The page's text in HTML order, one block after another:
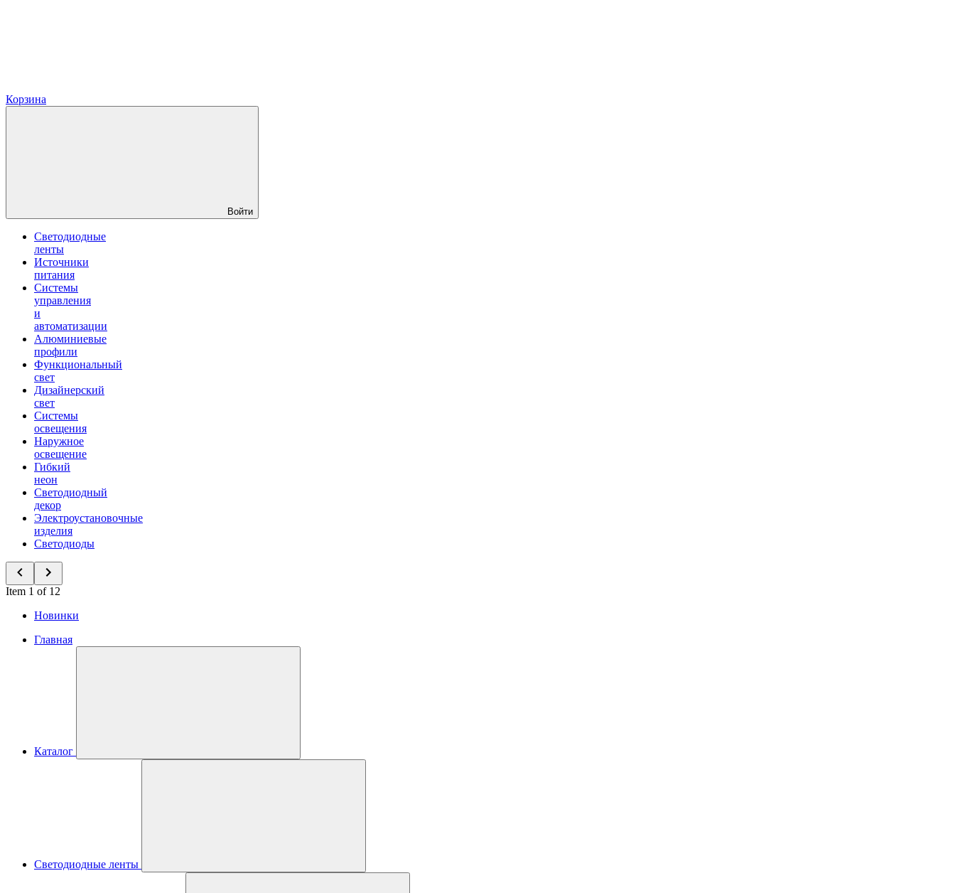
Корзина
Войти
Светодиодные
ленты
Источники
питания
Системы
управления
и
автоматизации
Алюминиевые
профили
Функциональный
свет
Дизайнерский
свет
Системы
освещения
Наружное
освещение
Гибкий
неон
Светодиодный
декор
Электроустановочные
изделия
Светодиоды
Item 1 of 12
Новинки
Главная
Каталог
Светодиодные ленты